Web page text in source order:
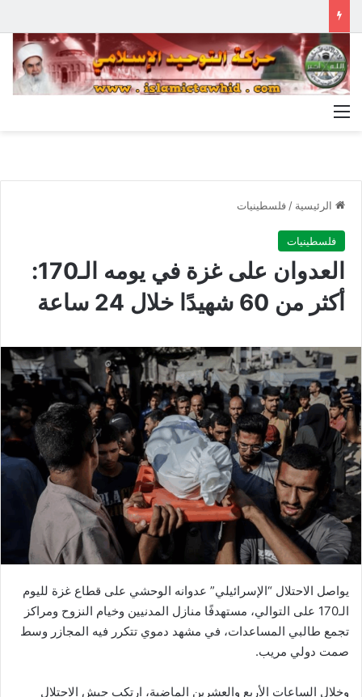
الرئيسية /فلسطينيات
فلسطينيات
العدوان على غزة في يومه الـ170:
أكثر من 60 شهيدًا خلال 24 ساعة
يواصل الاحتلال “الإسرائيلي” عدوانه الوحشي على قطاع غزة لليوم
الـ170 على التوالي، مستهدفًا منازل المدنيين وخيام النزوح ومراكز
تجمع طالبي المساعدات، في مشهد دموي تتكرر فيه المجازر وسط
صمت دولي مريب.
وخلال الساعات الأربع والعشرين الماضية، ارتكب جيش الاحتلال